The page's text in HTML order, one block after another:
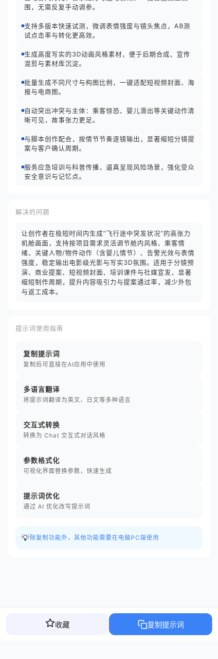
围，无需反复手动调参。
支持多版本快速试测，微调表情强度与镜头焦点，AB测
试点击率与转化更高效。
生成高度写实的3D动画风格素材，便于后期合成、宣传
混剪与素材库沉淀。
批量生成不同尺寸与构图比例，一键适配短视频封面、海
报与电商图。
自动突出冲突与主体：乘客惊恐、婴儿滑出等关键动作清
晰可见，故事张力更足。
与脚本创作配合，按情节节奏逐镜输出，显著缩短分镜提
案与客户确认周期。
服务应急培训与科普传播，逼真呈现风险场景，强化受众
安全意识与记忆点。
解决的问题
让创作者在极短时间内生成“飞行途中突发状况”的高张力
机舱画面，支持按项目需求灵活调节舱内风格、乘客情
绪、关键人物/物件动作（含婴儿情节）、告警光效与表情
强度，稳定输出电影级光影与写实3D氛围。适用于分镜预
演、商业提案、短视频封面、培训课件与社媒宣发，显著
缩短制作周期，提升内容吸引力与提案通过率，减少外包
与返工成本。
提示词使用指南
复制提示词
复制后可直接在AI应用中使用
多语言翻译
将提示词翻译为英文、日文等多种语言
交互式转换
转换为 Chat 交互式对话风格
参数格式化
可视化界面替换参数，快速生成
提示词优化
通过 AI 优化改写提示词
💡 除复制功能外，其他功能需要在电脑PC端使用
收藏 复制提示词